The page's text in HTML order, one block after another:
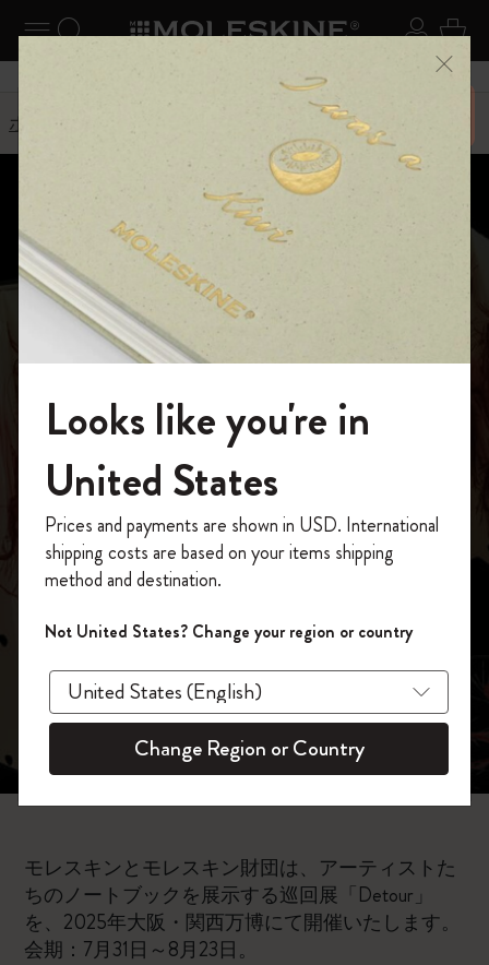
ナビゲーションの切替 ログ
検索 (キーワードなど) カ
6,500円以上のご購入で送料無料 メニ
ーを閉じる
ホーム Detour EXPO 2025 Osaka
Detour at EXPO 2025 大阪 ― 東
京
紙が引き出す、
伝説のクリエイ
ティビティ
モレスキンとモレスキン財団は、アーティストた
ちのノートブックを展示する巡回展「Detour」
を、2025年大阪・関西万博にて開催いたします。
会期：7月31日～8月23日。
モレスキンの世界へようこそ
「WELCOME10」を入力すると、初回注
文が10%オフ＋送料無料になります。セ
ール・アウトレット品は適用外。
Moleskineアカウントを作成して限定オフ
ァーや会員特典、さらに多くのインスピ
レーションを手に入れましょう。
今すぐ会員登録 !
Looks like you're in
United States
Prices and payments are shown in USD. International
shipping costs are based on your items shipping
method and destination.
Not United States? Change your region or country
Change Region or Country